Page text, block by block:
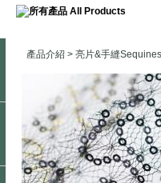
產品介紹 > 亮片&手縫